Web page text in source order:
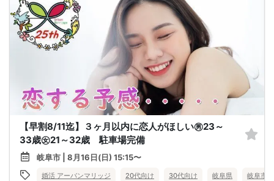
【早割8/11迄】３ヶ月以内に恋人がほしい㊚23～
33歳㊛21～32歳 駐車場完備
岐阜市 | 8月16日(日) 15:15〜
婚活 アーバンマリッジ 20代向け 30代向け 岐阜県 岐阜市